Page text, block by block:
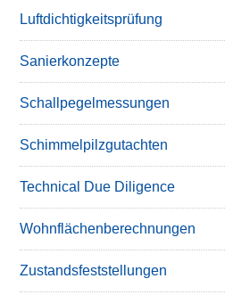
Luftdichtigkeitsprüfung
Sanierkonzepte
Schallpegelmessungen
Schimmelpilzgutachten
Technical Due Diligence
Wohnflächenberechnungen
Zustandsfeststellungen